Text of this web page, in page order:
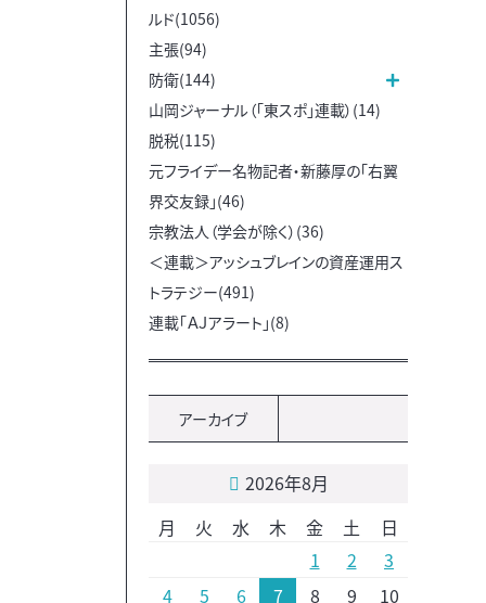
ルド(1056)
主張(94)
防衛(144)
山岡ジャーナル（「東スポ」連載）(14)
脱税(115)
元フライデー名物記者・新藤厚の「右翼
界交友録」(46)
宗教法人（学会が除く）(36)
＜連載＞アッシュブレインの資産運用ス
トラテジー(491)
連載「ＡＪアラート」(8)
アーカイブ
2026年8月
月
火 水 木 金 土
日
1
2
3
4
5 6 7 8 9 10